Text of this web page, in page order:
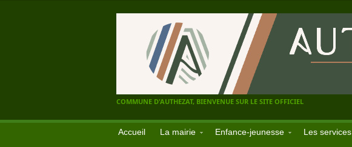
COMMUNE D'AUTHEZAT, BIENVENUE SUR LE SITE OFFICIEL
Accueil La mairie Enfance-jeunesse Les services